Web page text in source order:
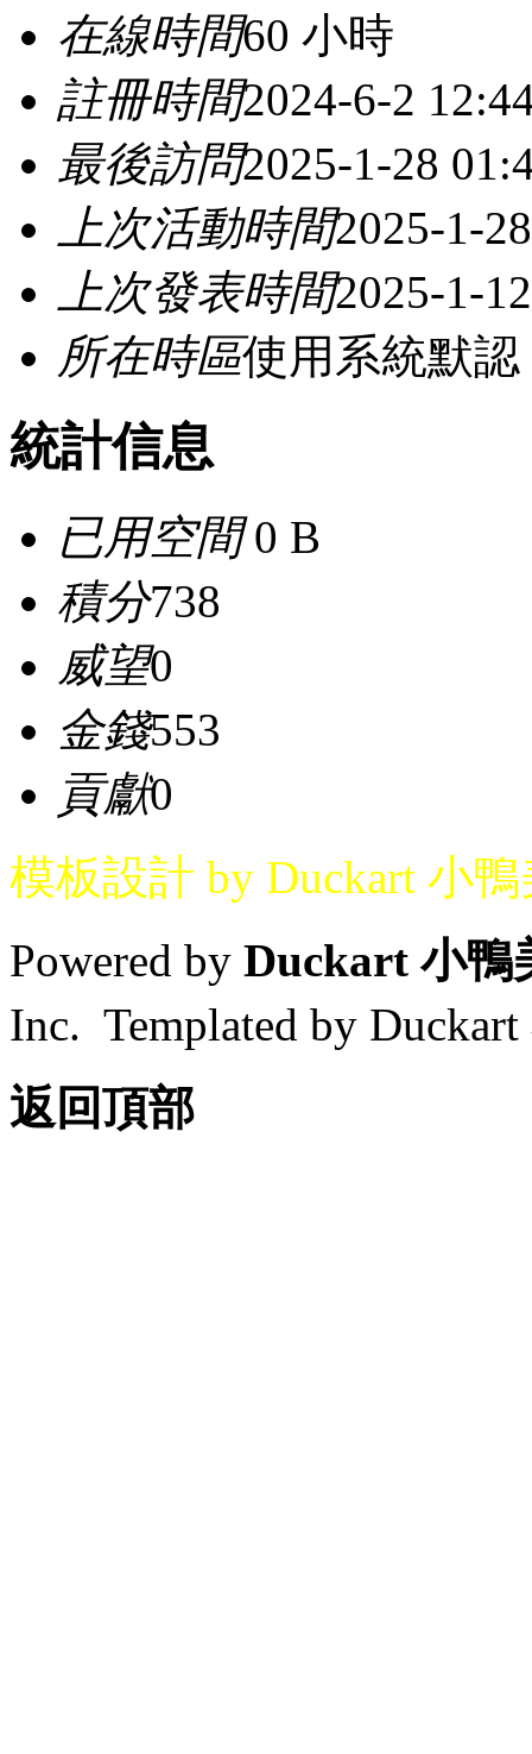
在線時間60 小時
註冊時間2024-6-2
最後訪問2025-1-28
上次活動時間2025-1-
上次發表時間2025-1-
所在時區使用系統默認
統計信息
已用空間0 B
積分738
威望0
金錢553
貢獻0
模板設計 by Duckart 小
Powered by Duckart 小鴨
Inc. Templated by
返回頂部